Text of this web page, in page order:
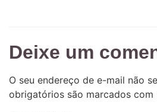
Deixe um
O seu endereço de e-mail não
obrigatórios são marcados com